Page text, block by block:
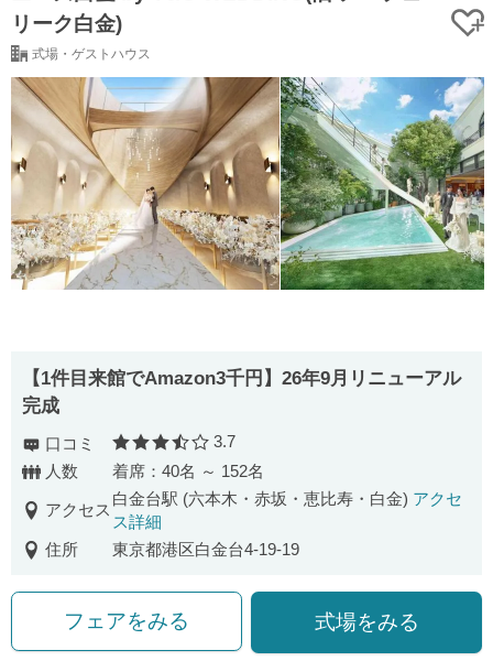
リーク白金)
式場・ゲストハウス
【1件目来館でAmazon3千円】26年9月リニューアル
完成
口コミ 口コミ評価
3.7
人数
着席：40名 ～ 152名
アクセス
白金台駅 (六本木・赤坂・恵比寿・白金) アクセ
ス詳細
住所
東京都港区白金台4-19-19
フェアをみる 式場をみる